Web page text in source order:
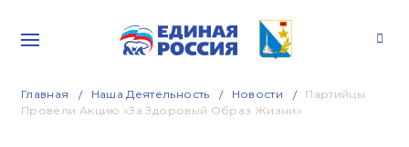
Главная Наша Деятельность Новости
Партийцы
Провели Акцию «За Здоровый Образ Жизни»